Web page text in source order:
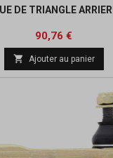
DE TRIANGLE
Prix
90,76 €
base
 Ajouter au panier